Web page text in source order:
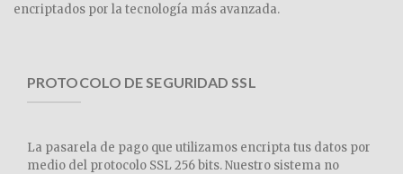
encriptados por la tecnología más avanzada.
PROTOCOLO DE SEGURIDAD SSL
La pasarela de pago que utilizamos encripta tus datos por
medio del protocolo SSL 256 bits. Nuestro sistema no